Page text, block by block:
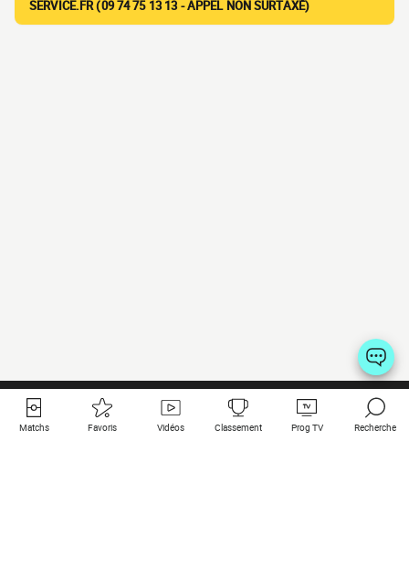
SERVICE.FR (09 74 75 13 13 - APPEL NON SURTAXÉ)
Matchs Favoris Vidéos Classement Prog TV Recherche